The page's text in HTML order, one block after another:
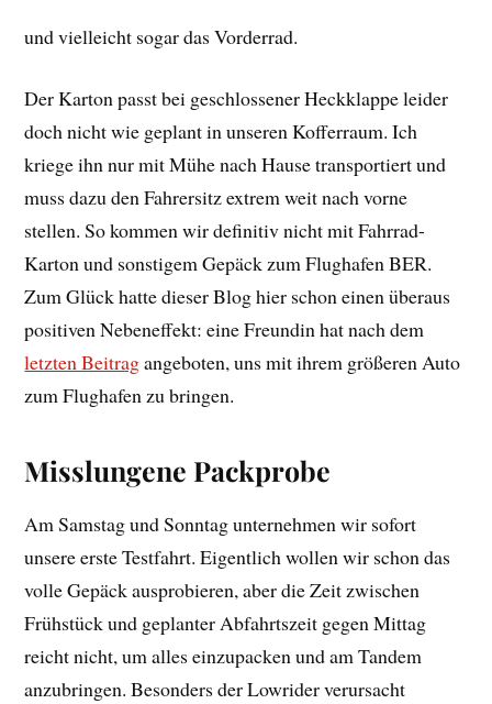
und vielleicht sogar das Vorderrad.
Der Karton passt bei geschlossener Heckklappe leider
doch nicht wie geplant in unseren Kofferraum. Ich
kriege ihn nur mit Mühe nach Hause transportiert und
muss dazu den Fahrersitz extrem weit nach vorne
stellen. So kommen wir definitiv nicht mit Fahrrad-
Karton und sonstigem Gepäck zum Flughafen BER.
Zum Glück hatte dieser Blog hier schon einen überaus
positiven Nebeneffekt: eine Freundin hat nach dem
letzten Beitragangeboten, uns mit ihrem größeren Auto
zum Flughafen zu bringen.
Misslungene Packprobe
Am Samstag und Sonntag unternehmen wir sofort
unsere erste Testfahrt. Eigentlich wollen wir schon das
volle Gepäck ausprobieren, aber die Zeit zwischen
Frühstück und geplanter Abfahrtszeit gegen Mittag
reicht nicht, um alles einzupacken und am Tandem
anzubringen. Besonders der Lowrider verursacht